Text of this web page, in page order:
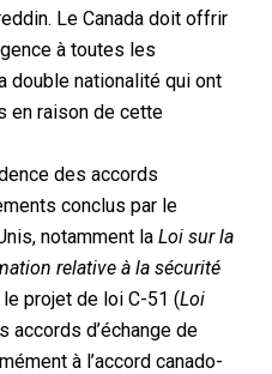
Le Canada doit offrir
à toutes les
double nationalité qui ont
en raison de cette
des accords
conclus par le
notamment la Loi sur la
relative à la sécurité
projet de loi C-51 (Loi
accords d’échange de
à l’accord canado-